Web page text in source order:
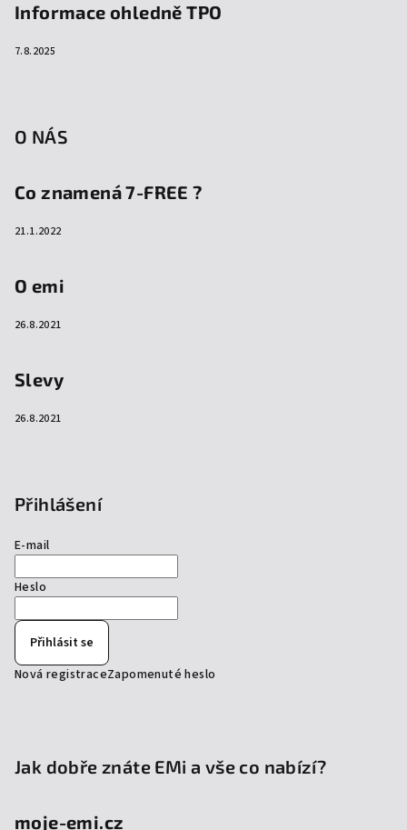
Informace ohledně TPO
7.8.2025
O NÁS
Co znamená 7-FREE ?
21.1.2022
O emi
26.8.2021
Slevy
26.8.2021
Přihlášení
E-mail
Heslo
Přihlásit se
Nová registraceZapomenuté heslo
Jak dobře znáte EMi a vše co nabízí?
moje-emi.cz